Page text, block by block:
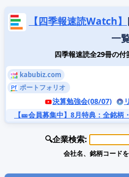
【四季報速読Watch】
一
四季報速読全29冊の付
kabubiz.com
ポートフォリオ
決算勉強会(08/07)
【🎫会員募集中】8月特典 ：全銘柄
🔍企業検索:
会社名、銘柄コード